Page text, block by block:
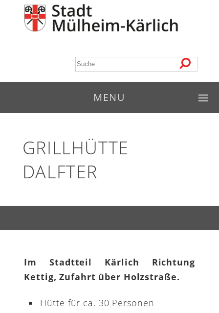
MENU
GRILLHÜTTE
DALFTER
Im Stadtteil Kärlich Richtung
Kettig, Zufahrt über Holzstraße.
Hütte für ca. 30 Personen